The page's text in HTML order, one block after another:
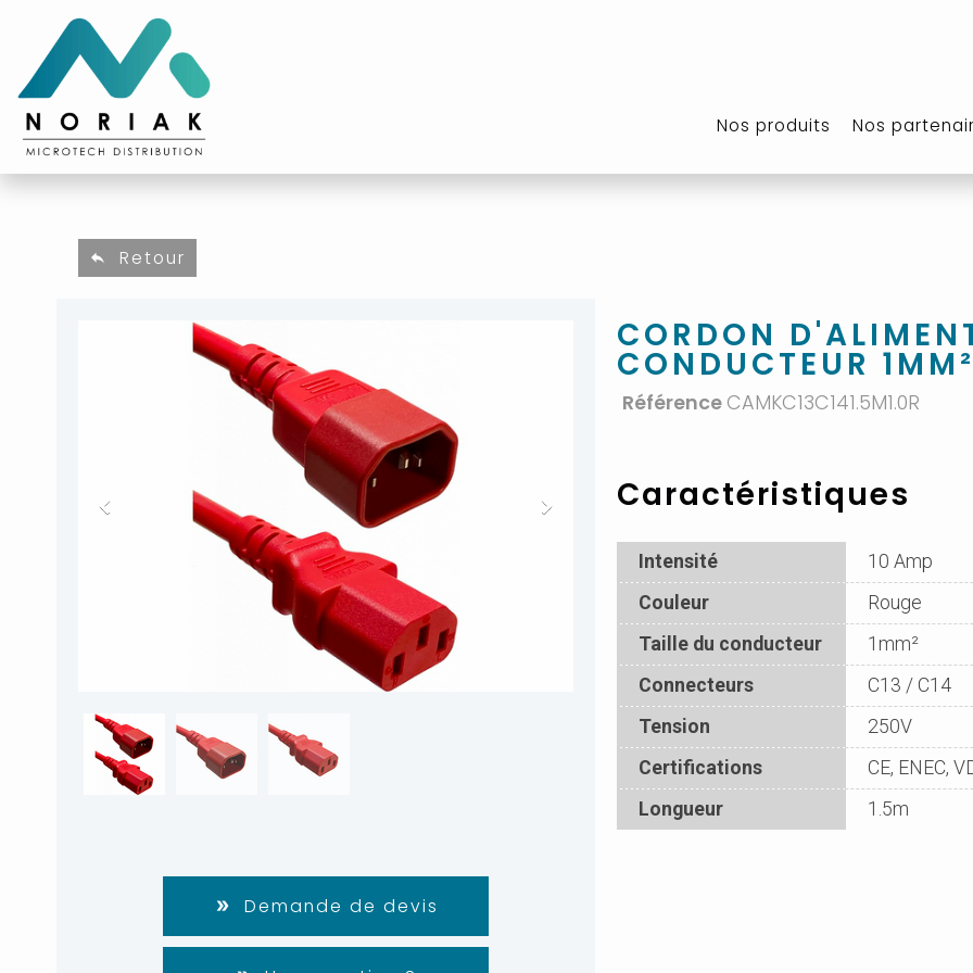
Nos produits Nos
Retour
Demande de devis
CORDON
CONDUCTEUR
Référence CAMKC13C141.5M1.0R
Caractéristiques
Intensité
10 Amp
Couleur
Rouge
Taille du conducteur
1mm²
Connecteurs
C13 / C14
Tension
250V
Certifications
CE, ENEC,
Longueur
1.5m